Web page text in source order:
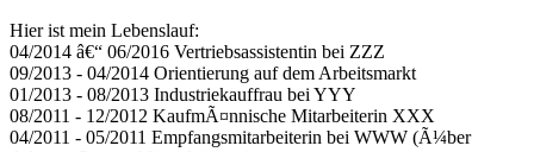
Hier ist mein Lebenslauf:
04/2014 â€“ 06/2016 Vertriebsassistentin bei ZZZ
09/2013 - 04/2014 Orientierung auf dem Arbeitsmarkt
01/2013 - 08/2013 Industriekauffrau bei YYY
08/2011 - 12/2012 KaufmÃ¤nnische Mitarbeiterin XXX
04/2011 - 05/2011 Empfangsmitarbeiterin bei WWW (Ã¼ber